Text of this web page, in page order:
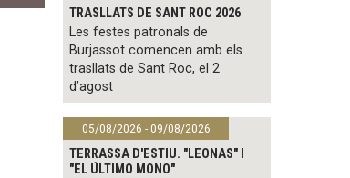
TRASLLATS DE SANT ROC 2026
Les festes patronals de
Burjassot comencen amb els
trasllats de Sant Roc, el 2
d’agost
05/08/2026 - 09/08/2026
TERRASSA D'ESTIU. "LEONAS" I
"EL ÚLTIMO MONO"